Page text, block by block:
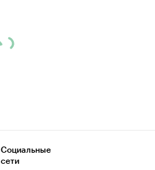
Социальные
сети